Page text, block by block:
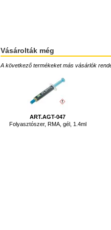
Vásárolták még
A következő termékeket más vásárlók
ART.AGT-047
Folyasztószer, RMA, gél, 1.4ml